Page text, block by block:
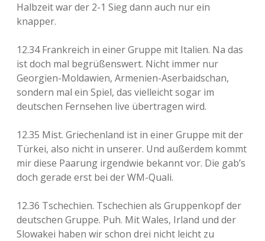
Halbzeit war der 2-1 Sieg dann auch nur ein
knapper.
12.34 Frankreich in einer Gruppe mit Italien. Na das
ist doch mal begrüßenswert. Nicht immer nur
Georgien-Moldawien, Armenien-Aserbaidschan,
sondern mal ein Spiel, das vielleicht sogar im
deutschen Fernsehen live übertragen wird.
12.35 Mist. Griechenland ist in einer Gruppe mit der
Türkei, also nicht in unserer. Und außerdem kommt
mir diese Paarung irgendwie bekannt vor. Die gab’s
doch gerade erst bei der WM-Quali.
12.36 Tschechien. Tschechien als Gruppenkopf der
deutschen Gruppe. Puh. Mit Wales, Irland und der
Slowakei haben wir schon drei nicht leicht zu